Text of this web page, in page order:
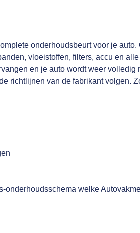
onderhoudsbeurt voor je auto.
vloeistoffen, filters, accu en alle
en je auto wordt weer volledig
richtlijnen van de fabrikant volgen.
onderhoudsschema welke